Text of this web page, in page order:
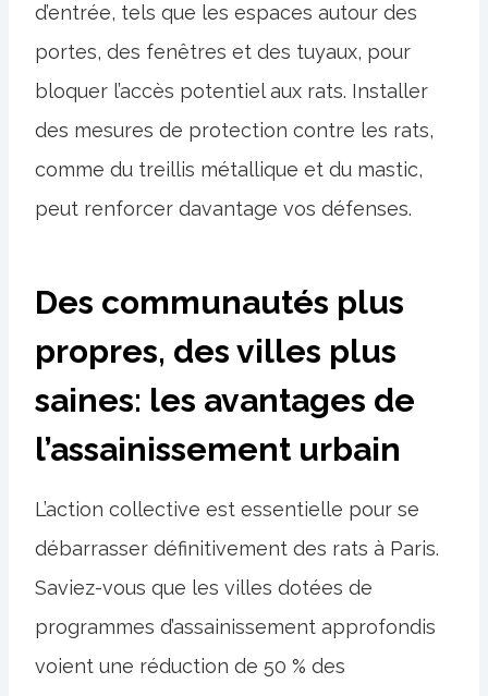
d’entrée, tels que les espaces autour des
portes, des fenêtres et des tuyaux, pour
bloquer l’accès potentiel aux rats. Installer
des mesures de protection contre les rats,
comme du treillis métallique et du mastic,
peut renforcer davantage vos défenses.
Des communautés plus
propres, des villes plus
saines: les avantages de
l’assainissement urbain
L’action collective est essentielle pour se
débarrasser définitivement des rats à Paris.
Saviez-vous que les villes dotées de
programmes d’assainissement approfondis
voient une réduction de 50 % des